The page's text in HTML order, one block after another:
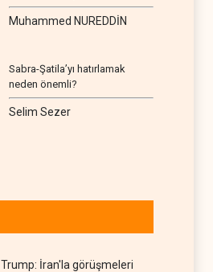
seyir
Muhammed NUREDDİN
Sabra-Şatila’yı hatırlamak
neden önemli?
Selim Sezer
Trump: İran'la görüşmeleri